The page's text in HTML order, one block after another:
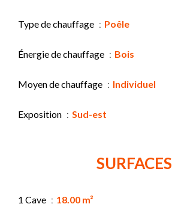
Type de chauffage Poêle
Énergie de chauffage Bois
Moyen de chauffage Individuel
Exposition Sud-est
SURFACES
1 Cave 18.00 m²